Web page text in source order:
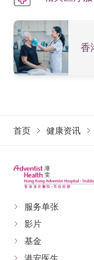
香
首页 健康资讯
服务单张
影片
基金